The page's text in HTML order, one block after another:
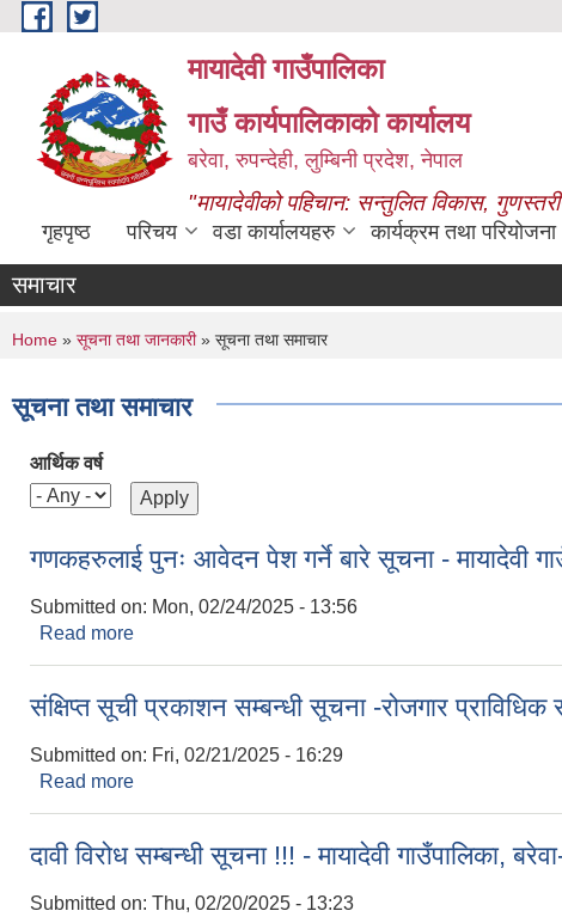
Skip to main content
मायादेवी गाउँपालिका
गाउँ कार्यपालिकाको कार्यालय
बरेवा, रुपन्देही, लुम्बिनी प्रदेश, नेपाल
"मायादेवीको पहिचान: सन्तुलित विकास,
गृहपृष्ठ परिचय वडा कार्यालयहरु कार्यक्रम तथा परियोजना
समाचार
You are here
Home » सूचना तथा जानकारी» सूचना तथा समाचार
सूचना तथा समाचार
आर्थिक वर्ष
गणकहरुलाई पुनः आवेदन पेश गर्ने बारे सूचना - मायादेवी
Submitted on: Mon, 02/24/2025 - 13:56
Read more
संक्षिप्त सूची प्रकाशन सम्बन्धी सूचना -रोजगार
Submitted on: Fri, 02/21/2025 - 16:29
Read more
दावी विरोध सम्बन्धी सूचना !!! - मायादेवी गाउँपालिका,
Submitted on: Thu, 02/20/2025 - 13:23